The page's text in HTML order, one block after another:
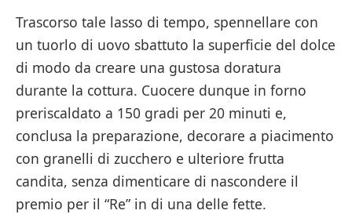
Trascorso tale lasso di tempo, spennellare con
un tuorlo di uovo sbattuto la superficie del dolce
di modo da creare una gustosa doratura
durante la cottura. Cuocere dunque in forno
preriscaldato a 150 gradi per 20 minuti e,
conclusa la preparazione, decorare a piacimento
con granelli di zucchero e ulteriore frutta
candita, senza dimenticare di nascondere il
premio per il “Re” in di una delle fette.